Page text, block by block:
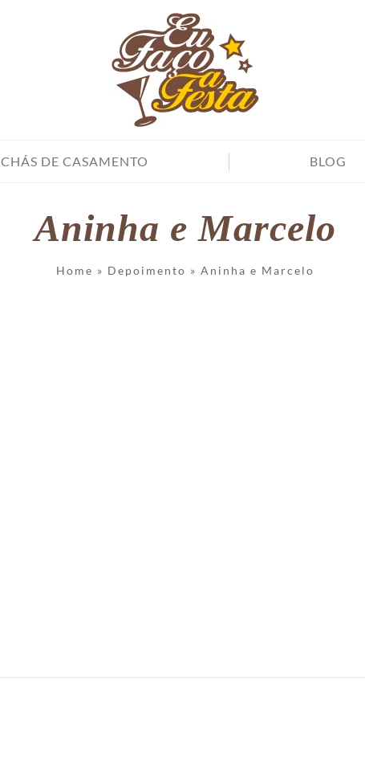
CHÁS DE CASAMENTO BLOG
Aninha e Marcelo
Home » Depoimento » Aninha e Marcelo